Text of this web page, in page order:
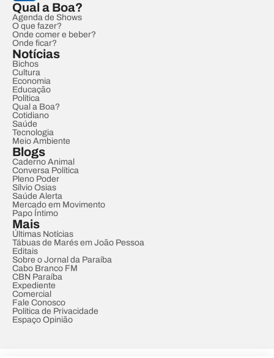
Qual a Boa?
Agenda de Shows
O que fazer?
Onde comer e beber?
Onde ficar?
Notícias
Bichos
Cultura
Economia
Educação
Política
Qual a Boa?
Cotidiano
Saúde
Tecnologia
Meio Ambiente
Blogs
Caderno Animal
Conversa Política
Pleno Poder
Sílvio Osias
Saúde Alerta
Mercado em Movimento
Papo Íntimo
Mais
Últimas Notícias
Tábuas de Marés em João Pessoa
Editais
Sobre o Jornal da Paraíba
Cabo Branco FM
CBN Paraíba
Expediente
Comercial
Fale Conosco
Política de Privacidade
Espaço Opinião